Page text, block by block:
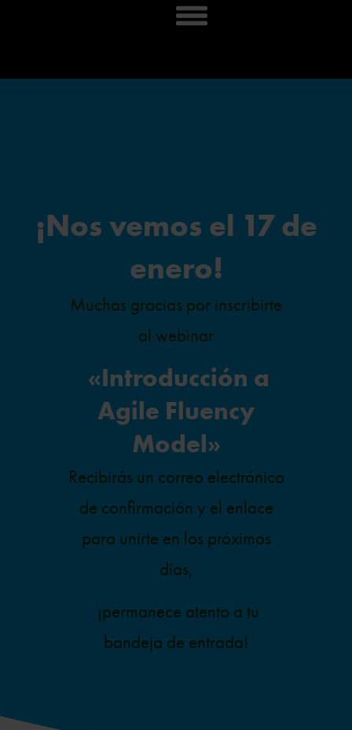
¡Nos vemos el 17 de
enero!
Muchas gracias por inscribirte
al webinar
«Introducción a
Agile Fluency
Model»
Recibirás un correo electrónico
de confirmación y el enlace
para unirte en los próximos
días,
¡permanece atento a tu
bandeja de entrada!